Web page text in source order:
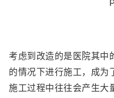
考虑到改造的是医院其中
的情况下进行施工，成为
施工过程中往往会产生大